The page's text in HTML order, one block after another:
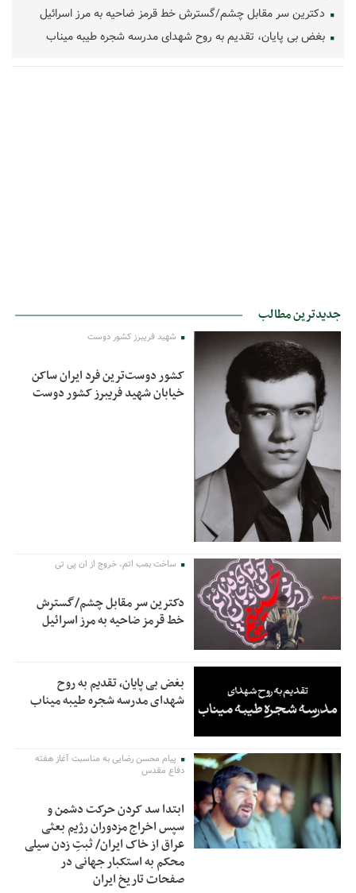
دکترین سر مقابل چشم/گسترش خط قرمز ضاحیه به مرز اسرائیل
بغض بی پایان، تقدیم به روح شهدای مدرسه شجره طیبه میناب
جدیدترین مطالب
شهید فریبرز کشور دوست
کشور دوست‌ترین فرد ایران ساکن
خیابان شهید فریبرز کشور دوست
ساخت بمب اتم، خروج از ان پی تی
دکترین سر مقابل چشم/گسترش
خط قرمز ضاحیه به مرز اسرائیل
بغض بی پایان، تقدیم به روح
شهدای مدرسه شجره طیبه میناب
پیام محسن رضایی به مناسبت آغاز هفته
دفاع مقدس
ابتدا سد کردن حرکت دشمن و
سپس اخراج مزدوران رژیم بعثی
عراق از خاک ایران/ ثبتِ زدن سیلی
محکم به استکبار جهانی در
صفحات تاریخ ایران